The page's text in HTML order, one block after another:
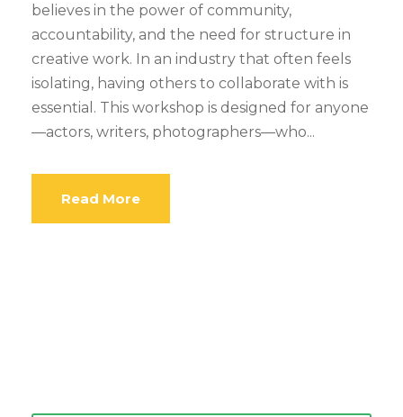
believes in the power of community,
accountability, and the need for structure in
creative work. In an industry that often feels
isolating, having others to collaborate with is
essential. This workshop is designed for anyone
—actors, writers, photographers—who...
Read More